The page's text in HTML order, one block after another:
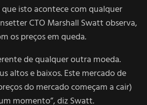
isto acontece com qualquer
CTO Marshall Swatt observa,
os preços em queda.
de qualquer outra moeda.
altos e baixos. Este mercado de
do mercado começam a cair)
momento”, diz Swatt.